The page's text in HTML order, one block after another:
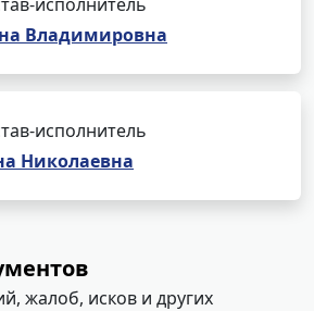
Владимировна
исполнитель
Николаевна
жалоб, исков и других